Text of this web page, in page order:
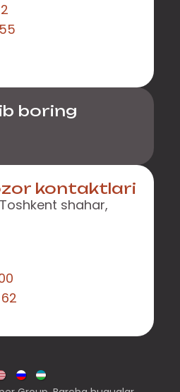
boring
kontaktlari
shahar,